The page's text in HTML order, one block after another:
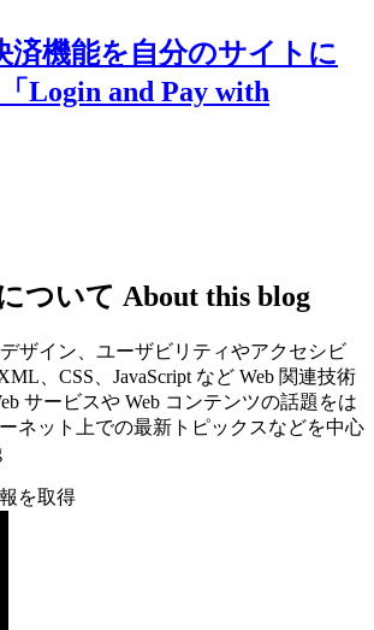
済機能を自分のサイトに
Login and Pay with
ついて About this blog
ザイン、ユーザビリティやアクセシビ
、CSS、JavaScript など Web 関連技術
サービスや Web コンテンツの話題をは
ネット上での最新トピックスなどを中心
を取得